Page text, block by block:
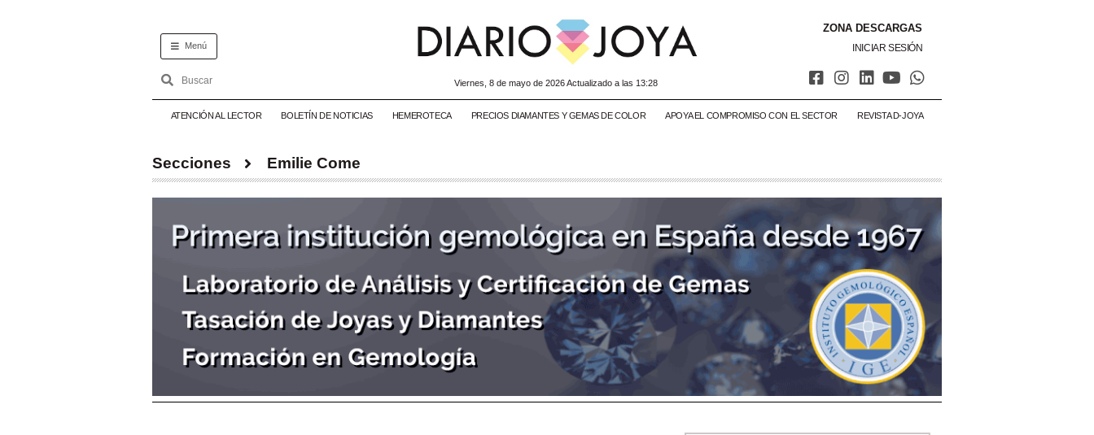
Menú
viernes, 8 de mayo de 2026 Actualizado a las 13:28
ZONA DESCARGAS
INICIAR SESIÓN
ATENCIÓN AL LECTOR BOLETÍN DE NOTICIAS HEMEROTECA PRECIOS DIAMANTES Y GEMAS DE COLOR APOYA EL COMPROMISO CON EL SECTOR REVISTA D-JOYA
Secciones Emilie Come